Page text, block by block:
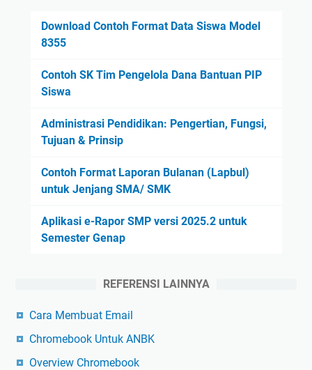
Download Contoh Format Data Siswa Model
8355
Contoh SK Tim Pengelola Dana Bantuan PIP
Siswa
Administrasi Pendidikan: Pengertian, Fungsi,
Tujuan & Prinsip
Contoh Format Laporan Bulanan (Lapbul)
untuk Jenjang SMA/ SMK
Aplikasi e-Rapor SMP versi 2025.2 untuk
Semester Genap
REFERENSI LAINNYA
Cara Membuat Email
Chromebook Untuk ANBK
Overview Chromebook